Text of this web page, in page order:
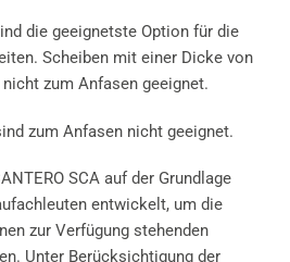
die geeignetste Option für die
Scheiben mit einer Dicke von
zum Anfasen geeignet.
zum Anfasen nicht geeignet.
SCA auf der Grundlage
entwickelt, um die
zur Verfügung stehenden
Unter Berücksichtigung der